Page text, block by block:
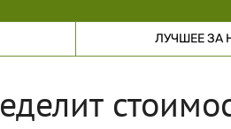
ЛУЧШЕЕ ЗА